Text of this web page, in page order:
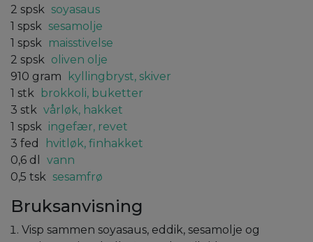
2 spsk soyasaus
1 spsk sesamolje
1 spsk maisstivelse
2 spsk oliven olje
910 gram
kyllingbryst, skiver
1 stk
brokkoli, buketter
3 stk vårløk, hakket
1 spsk ingefær, revet
3 fed
hvitløk, finhakket
0,6 dl
vann
0,5 tsk sesamfrø
Bruksanvisning
Visp sammen soyasaus, eddik, sesamolje og